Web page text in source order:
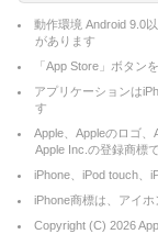
動作環境 Android 9.0
があります
「App Store」ボタン
アプリケーションは
す
Apple、Appleのロゴ
Apple Inc.の登録商標
iPhone、iPod touch、
iPhone商標は、アイ
Copyright (C) 2026